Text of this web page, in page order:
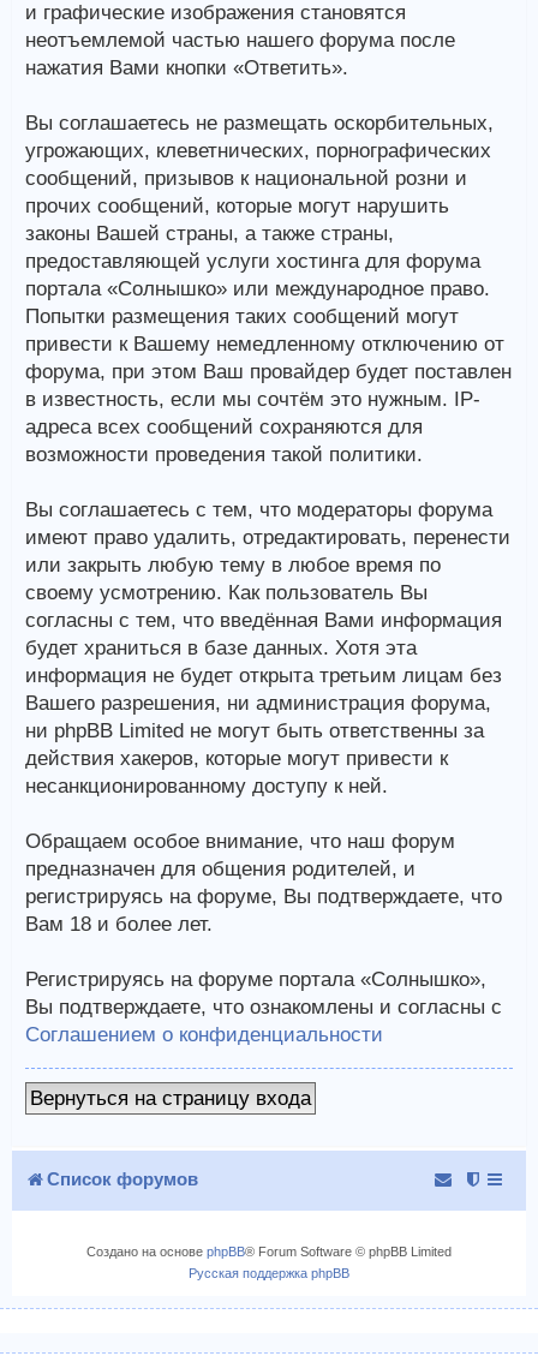
и графические изображения становятся
неотъемлемой частью нашего форума после
нажатия Вами кнопки «Ответить».
Вы соглашаетесь не размещать оскорбительных,
угрожающих, клеветнических, порнографических
сообщений, призывов к национальной розни и
прочих сообщений, которые могут нарушить
законы Вашей страны, а также страны,
предоставляющей услуги хостинга для форума
портала «Солнышко» или международное право.
Попытки размещения таких сообщений могут
привести к Вашему немедленному отключению от
форума, при этом Ваш провайдер будет поставлен
в известность, если мы сочтём это нужным. IP-
адреса всех сообщений сохраняются для
возможности проведения такой политики.
Вы соглашаетесь с тем, что модераторы форума
имеют право удалить, отредактировать, перенести
или закрыть любую тему в любое время по
своему усмотрению. Как пользователь Вы
согласны с тем, что введённая Вами информация
будет храниться в базе данных. Хотя эта
информация не будет открыта третьим лицам без
Вашего разрешения, ни администрация форума,
ни phpBB Limited не могут быть ответственны за
действия хакеров, которые могут привести к
несанкционированному доступу к ней.
Обращаем особое внимание, что наш форум
предназначен для общения родителей, и
регистрируясь на форуме, Вы подтверждаете, что
Вам 18 и более лет.
Регистрируясь на форуме портала «Солнышко»,
Вы подтверждаете, что ознакомлены и согласны с
Соглашением о конфиденциальности
Вернуться на страницу входа
Список форумов
Создано на основе phpBB® Forum Software © phpBB Limited
Русская поддержка phpBB